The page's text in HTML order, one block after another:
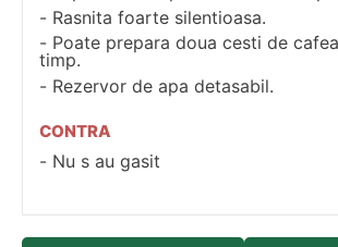
Rasnita foarte silentioasa.
Poate prepara doua cesti de
timp.
Rezervor de apa detasabil.
CONTRA
Nu s au gasit